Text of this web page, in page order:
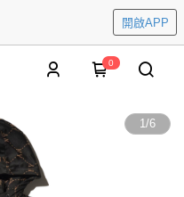
開啟APP
0
1/6